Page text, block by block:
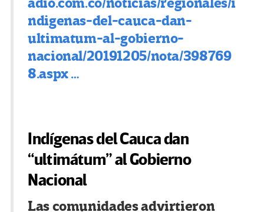
adio.com.co/noticias/regionales/i
ndigenas-del-cauca-dan-
ultimatum-al-gobierno-
nacional/20191205/nota/398769
8.aspx…
Indígenas del Cauca dan
“ultimátum” al Gobierno
Nacional
Las comunidades advirtieron